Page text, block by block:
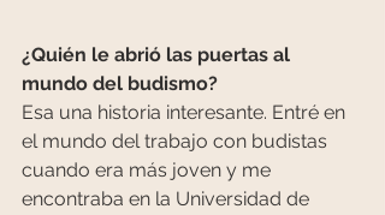
¿Quién le abrió las puertas al
mundo del budismo?
Esa una historia interesante. Entré en
el mundo del trabajo con budistas
cuando era más joven y me
encontraba en la Universidad de